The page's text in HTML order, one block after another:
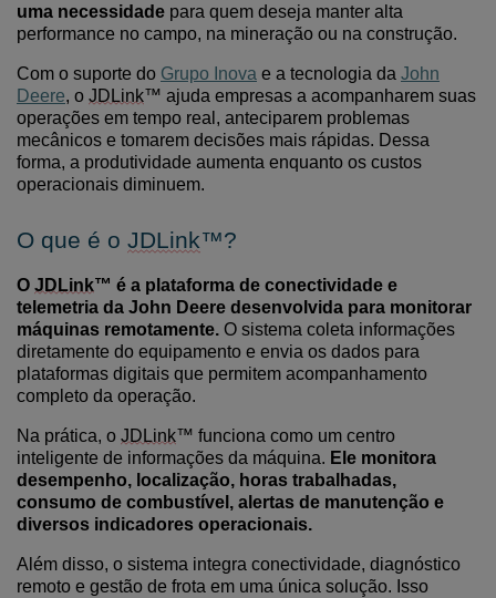
uma necessidade para quem deseja manter alta
performance no campo, na mineração ou na construção.
Com o suporte do Grupo Inova e a tecnologia da John
Deere, o JDLink™ ajuda empresas a acompanharem suas
operações em tempo real, anteciparem problemas
mecânicos e tomarem decisões mais rápidas. Dessa
forma, a produtividade aumenta enquanto os custos
operacionais diminuem.
O que é o JDLink™?
O JDLink™ é a plataforma de conectividade e
telemetria da John Deere desenvolvida para monitorar
máquinas remotamente. O sistema coleta informações
diretamente do equipamento e envia os dados para
plataformas digitais que permitem acompanhamento
completo da operação.
Na prática, o JDLink™ funciona como um centro
inteligente de informações da máquina. Ele monitora
desempenho, localização, horas trabalhadas,
consumo de combustível, alertas de manutenção e
diversos indicadores operacionais.
Além disso, o sistema integra conectividade, diagnóstico
remoto e gestão de frota em uma única solução. Isso